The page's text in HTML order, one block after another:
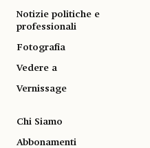
Notizie politiche e
professionali
Fotografia
Vedere a
Vernissage
Chi Siamo
Abbonamenti